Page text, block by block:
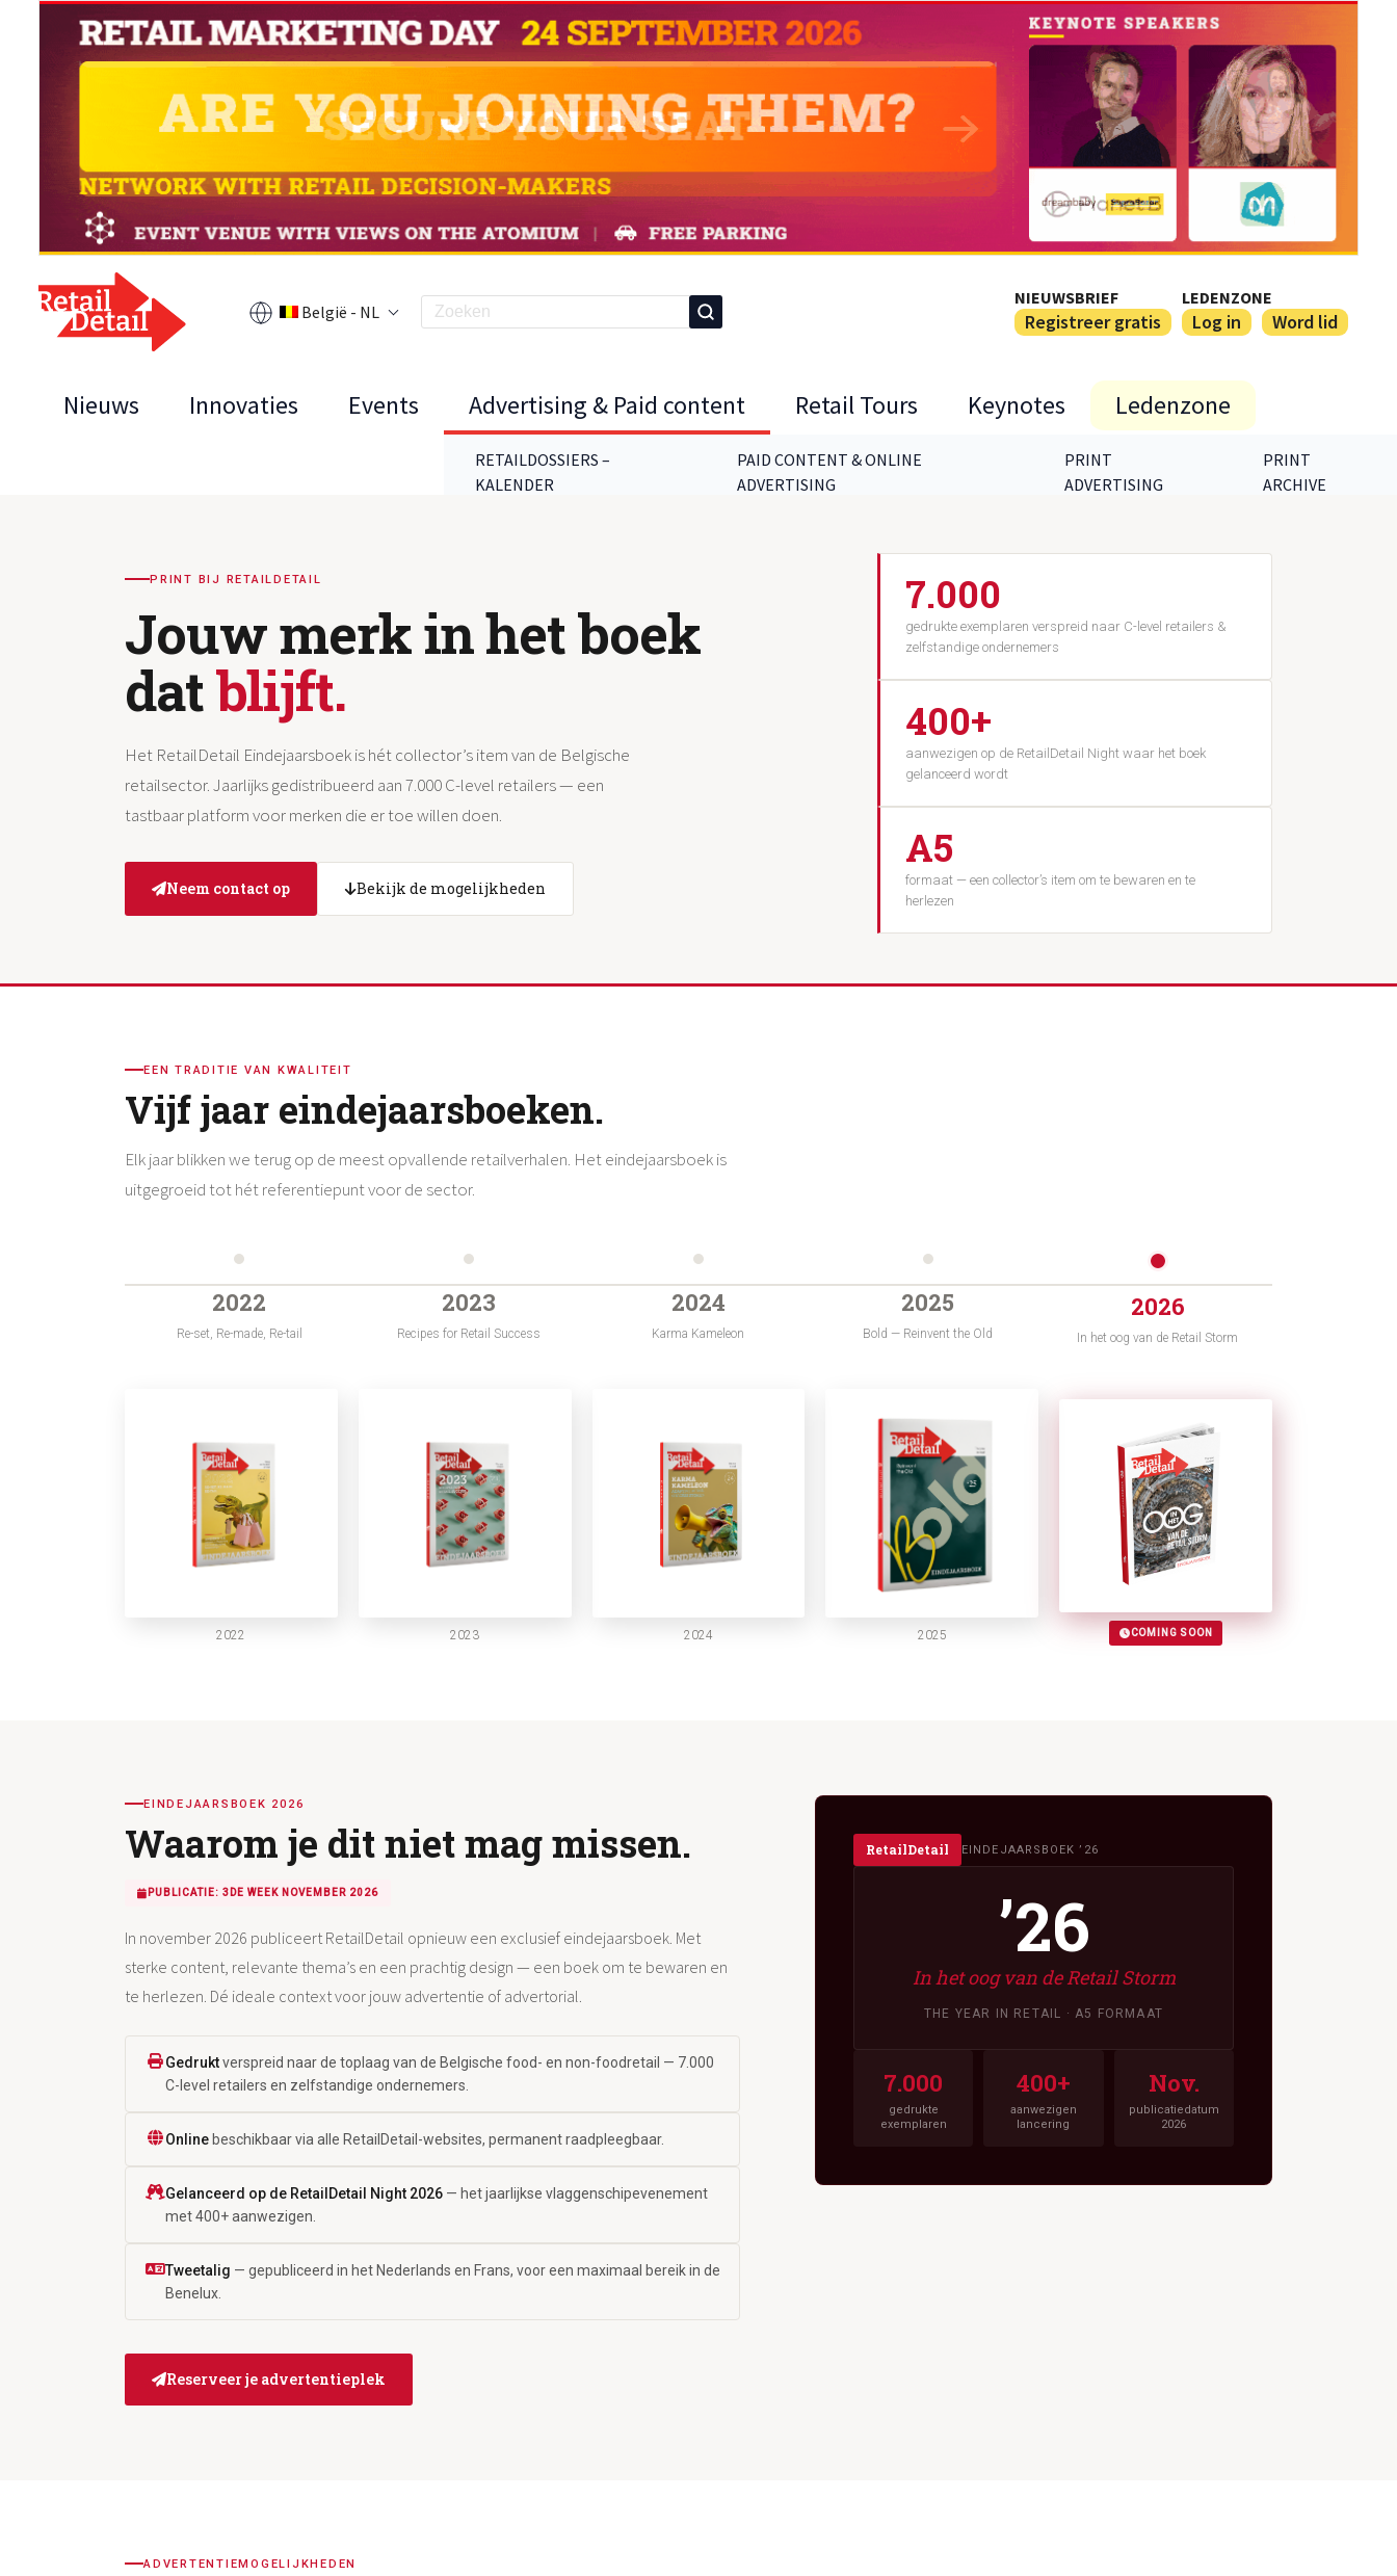
België - NL
NIEUWSBRIEF
Registreer gratis
LEDENZONE
Log in Word lid
Nieuws Innovaties Events Advertising & Paid content
RETAILDOSSIERS –
KALENDER
PAID CONTENT & ONLINE
ADVERTISING
PRINT
ADVERTISING
PRINT
ARCHIVE
Retail Tours Keynotes Ledenzone
PRINT BIJ RETAILDETAIL
Jouw merk in het boek
datblijft.
Het RetailDetail Eindejaarsboek is hét collector’s item van de Belgische
retailsector. Jaarlijks gedistribueerd aan 7.000 C-level retailers — een
tastbaar platform voor merken die er toe willen doen.
Neem contact op Bekijk de mogelijkheden
7.000
gedrukte exemplaren verspreid naar C-level retailers &
zelfstandige ondernemers
400+
aanwezigen op de RetailDetail Night waar het boek
gelanceerd wordt
A5
formaat — een collector’s item om te bewaren en te
herlezen
EEN TRADITIE VAN KWALITEIT
Vijf jaar eindejaarsboeken.
Elk jaar blikken we terug op de meest opvallende retailverhalen. Het eindejaarsboek is
uitgegroeid tot hét referentiepunt voor de sector.
2022
Re-set, Re-made, Re-tail
2023
Recipes for Retail Success
2024
Karma Kameleon
2025
Bold — Reinvent the Old
2026
In het oog van de Retail Storm
2022 2023 2024 2025 COMING SOON
EINDEJAARSBOEK 2026
Waarom je dit niet mag missen.
PUBLICATIE: 3DE WEEK NOVEMBER 2026
In november 2026 publiceert RetailDetail opnieuw een exclusief eindejaarsboek. Met
sterke content, relevante thema’s en een prachtig design — een boek om te bewaren en
te herlezen. Dé ideale context voor jouw advertentie of advertorial.
Gedruktverspreid naar de toplaag van de Belgische food- en non-foodretail — 7.000
C-level retailers en zelfstandige ondernemers.
Online beschikbaar via alle RetailDetail-websites, permanent raadpleegbaar.
Gelanceerd op de RetailDetail Night 2026 — het jaarlijkse vlaggenschipevenement
met 400+ aanwezigen.
Tweetalig — gepubliceerd in het Nederlands en Frans, voor een maximaal bereik in de
Benelux.
Reserveer je advertentieplek
RetailDetail EINDEJAARSBOEK ’26
’26
In het oog van de Retail Storm
THE YEAR IN RETAIL · A5 FORMAAT
7.000
gedrukte
exemplaren
400+
aanwezigen
lancering
Nov.
publicatiedatum
2026
ADVERTENTIEMOGELIJKHEDEN